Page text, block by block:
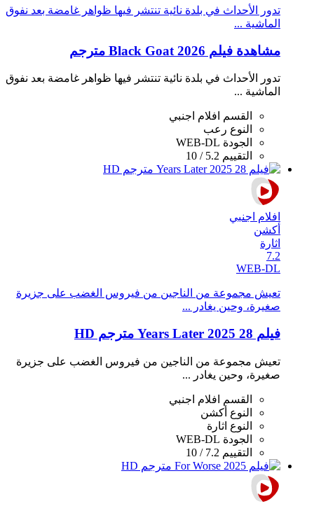
تدور الأحداث في بلدة نائية تنتشر فيها ظواهر غامضة بعد نفوق
الماشية ...
مشاهدة فيلم Black Goat 2026 مترجم
تدور الأحداث في بلدة نائية تنتشر فيها ظواهر غامضة بعد نفوق
الماشية ...
القسم افلام اجنبي
النوع رعب
الجودة WEB-DL
التقييم 5.2 / 10
افلام اجنبي
أكشن
اثارة
7.2
WEB-DL
تعيش مجموعة من الناجين من فيروس الغضب على جزيرة
صغيرة، وحين يغادر ...
فيلم 28 Years Later 2025 مترجم HD
تعيش مجموعة من الناجين من فيروس الغضب على جزيرة
صغيرة، وحين يغادر ...
القسم
افلام اجنبي
النوع أكشن
النوع اثارة
الجودة WEB-DL
التقييم 7.2 / 10